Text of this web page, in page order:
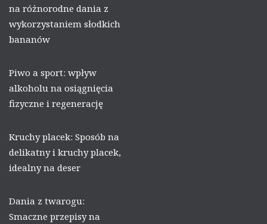
na różnorodne dania z
wykorzystaniem słodkich
bananów
Piwo a sport: wpływ
alkoholu na osiągnięcia
fizyczne i regenerację
Kruchy placek: Sposób na
delikatny i kruchy placek,
idealny na deser
Dania z twarogu:
Smaczne przepisy na